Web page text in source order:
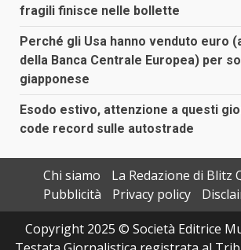
fragili finisce nelle bollette
Perché gli Usa hanno venduto euro
della Banca Centrale Europea) per
giapponese
Esodo estivo, attenzione a questi
code record sulle autostrade
Chi siamo
La Redazione di Blitz
Pubblicità
Privacy policy
Copyright 2025 © Società Editrice